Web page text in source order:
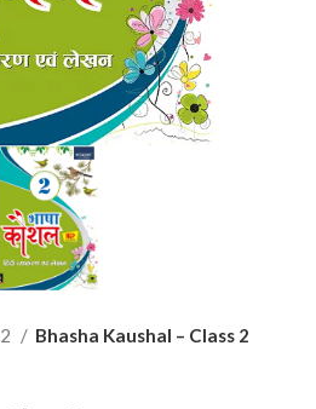
Bhasha Kaushal – Class 2